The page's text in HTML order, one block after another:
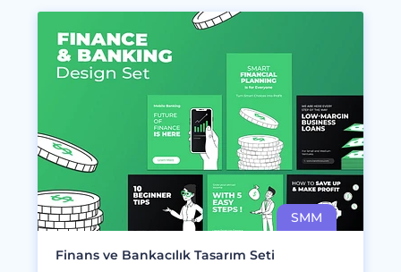
Finans ve Bankacılık Tasarım Seti